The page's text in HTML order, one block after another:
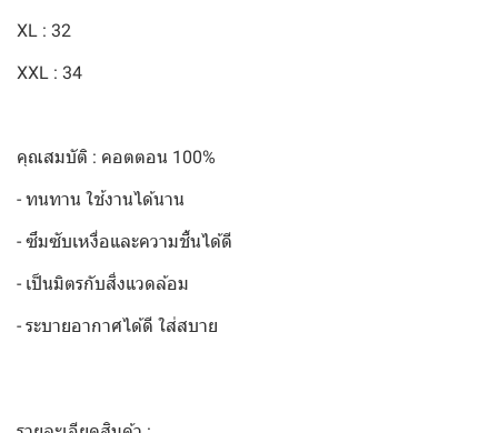
XL : 32
XXL : 34
คุณสมบัติ : คอตตอน 100%
- ทนทาน ใช้งานได้นาน
- ซึมซับเหงื่อและความชื้นได้ดี
- เป็นมิตรกับสิ่งแวดล้อม
- ระบายอากาศได้ดี ใส่สบาย